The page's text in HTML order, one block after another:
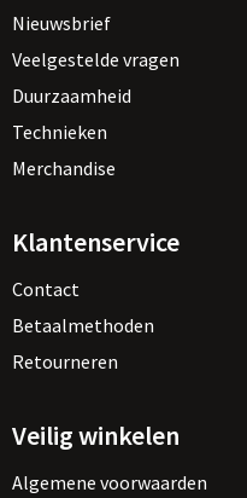
Nieuwsbrief
Veelgestelde vragen
Duurzaamheid
Technieken
Merchandise
Klantenservice
Contact
Betaalmethoden
Retourneren
Veilig winkelen
Algemene voorwaarden